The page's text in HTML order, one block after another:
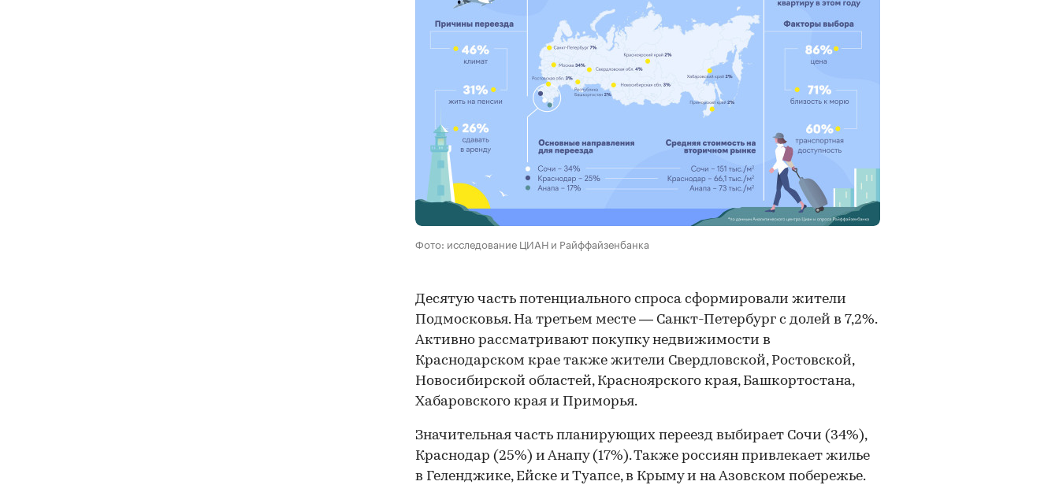
Фото: исследование ЦИАН и Райффайзенбанка
Десятую часть потенциального спроса сформировали жители
Подмосковья. На третьем месте — Санкт-Петербург с долей в 7,2%.
Активно рассматривают покупку недвижимости в
Краснодарском крае также жители Свердловской, Ростовской,
Новосибирской областей, Красноярского края, Башкортостана,
Хабаровского края и Приморья.
Значительная часть планирующих переезд выбирает Сочи (34%),
Краснодар (25%) и Анапу (17%). Также россиян привлекает жилье
в Геленджике, Ейске и Туапсе, в Крыму и на Азовском побережье.